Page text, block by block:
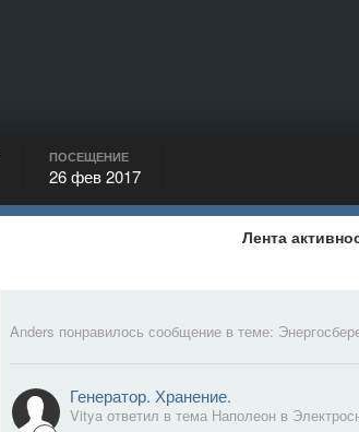
ПОСЕЩЕНИЕ
26 фев 2017
Лента
Anders понравилось сообщение в теме:
Генератор. Хранение.
Vitya ответил в тема Наполеон в